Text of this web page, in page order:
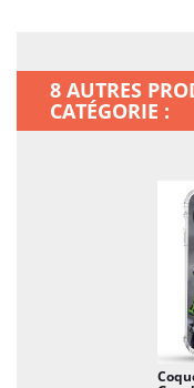
8 AUTRES
CATÉGORIE :